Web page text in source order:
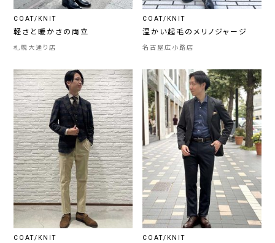
COAT/KNIT
軽さと暖かさの両立
札幌大通り店
COAT/KNIT
温かい起毛のメリノジャージ
名古屋広小路店
COAT/KNIT COAT/KNIT